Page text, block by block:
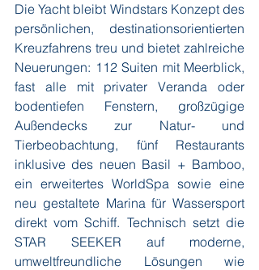
Die Yacht bleibt Windstars Konzept des
persönlichen, destinationsorientierten
Kreuzfahrens treu und bietet zahlreiche
Neuerungen: 112 Suiten mit Meerblick,
fast alle mit privater Veranda oder
bodentiefen Fenstern, großzügige
Außendecks zur Natur- und
Tierbeobachtung, fünf Restaurants
inklusive des neuen Basil + Bamboo,
ein erweitertes WorldSpa sowie eine
neu gestaltete Marina für Wassersport
direkt vom Schiff. Technisch setzt die
STAR SEEKER auf moderne,
umweltfreundliche Lösungen wie